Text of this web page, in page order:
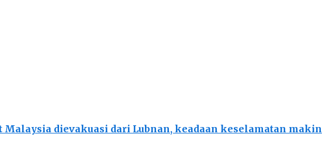
Malaysia dievakuasi dari Lubnan, keadaan keselamatan makin